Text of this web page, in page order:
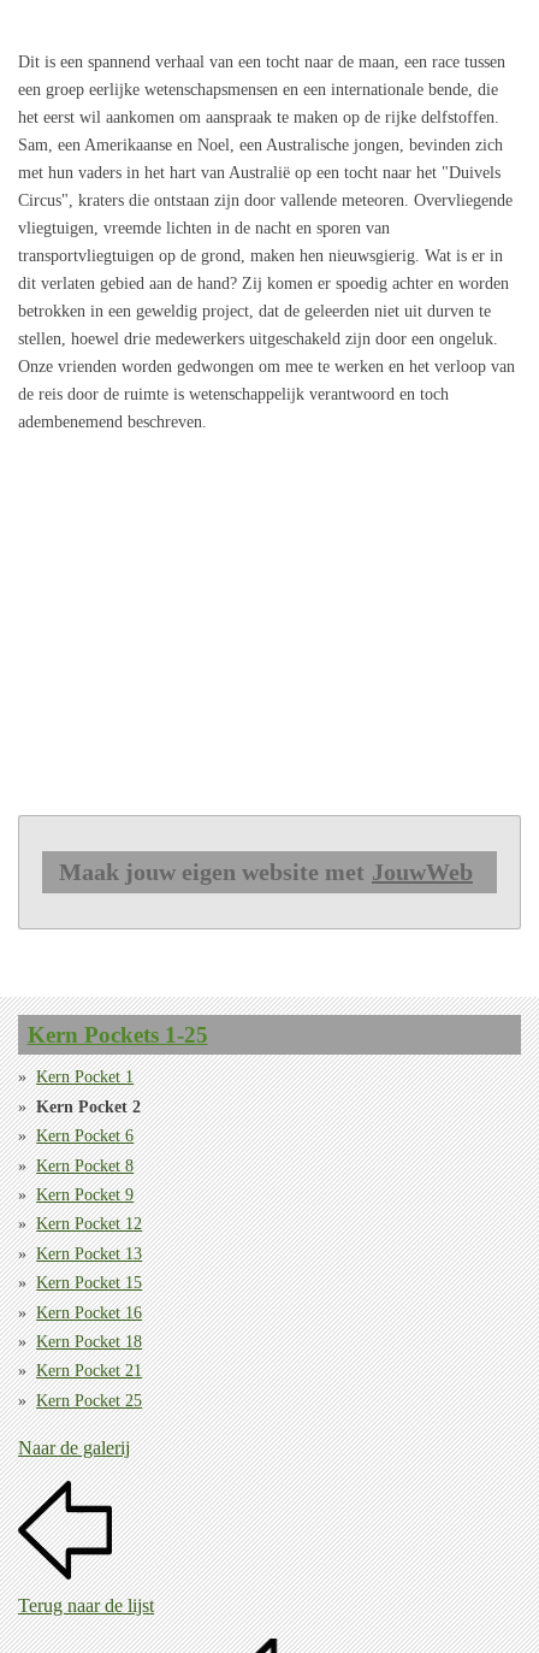
Dit is een spannend verhaal van een tocht naar de maan, een race tussen
een groep eerlijke wetenschapsmensen en een internationale bende, die
het eerst wil aankomen om aanspraak te maken op de rijke delfstoffen.
Sam, een Amerikaanse en Noel, een Australische jongen, bevinden zich
met hun vaders in het hart van Australië op een tocht naar het "Duivels
Circus", kraters die ontstaan zijn door vallende meteoren. Overvliegende
vliegtuigen, vreemde lichten in de nacht en sporen van
transportvliegtuigen op de grond, maken hen nieuwsgierig. Wat is er in
dit verlaten gebied aan de hand? Zij komen er spoedig achter en worden
betrokken in een geweldig project, dat de geleerden niet uit durven te
stellen, hoewel drie medewerkers uitgeschakeld zijn door een ongeluk.
Onze vrienden worden gedwongen om mee te werken en het verloop van
de reis door de ruimte is wetenschappelijk verantwoord en toch
adembenemend beschreven.
Maak jouw eigen website met JouwWeb
Kern Pockets 1-25
Kern Pocket 1
Kern Pocket 2
Kern Pocket 6
Kern Pocket 8
Kern Pocket 9
Kern Pocket 12
Kern Pocket 13
Kern Pocket 15
Kern Pocket 16
Kern Pocket 18
Kern Pocket 21
Kern Pocket 25
Naar de galerij
Terug naar de lijst